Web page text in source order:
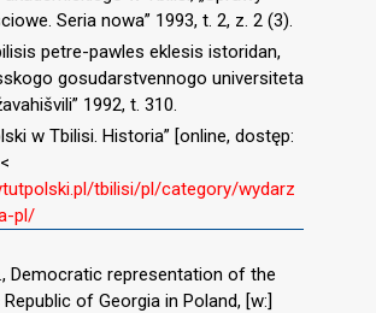
Seria nowa” 1993, t. 2, z. 2 (3).
petre-pawles eklesis istoridan,
gosudarstvennogo universiteta
1992, t. 310.
w Tbilisi. Historia” [online, dostęp:
tbilisi/pl/category/wydarz
pl/
Democratic representation of the
of Georgia in Poland, [w:]